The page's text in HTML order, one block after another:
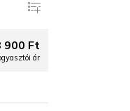
900 Ft
ár